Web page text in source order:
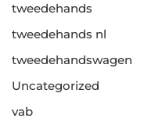
tweedehands
tweedehands nl
tweedehandswagen
Uncategorized
vab